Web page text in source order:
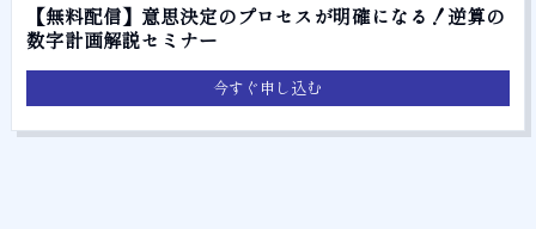
【無料配信】意思決定のプロセスが明確になる！逆算の
数字計画解説セミナー
今すぐ申し込む